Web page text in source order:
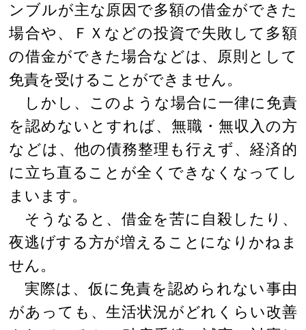
ンブルが主な原因で多額の借金ができた
場合や、ＦＸなどの投資で失敗して多額
の借金ができた場合などは、原則として
免責を受けることができません。
しかし、このような場合に一律に免責
を認めないとすれば、無職・無収入の方
などは、他の債務整理も行えず、経済的
に立ち直ることが全くできなくなってし
まいます。
そうなると、借金を苦に自殺したり、
夜逃げする方が増えることになりかねま
せん。
実際は、仮に免責を認められない事由
があっても、生活状況がどれくらい改善